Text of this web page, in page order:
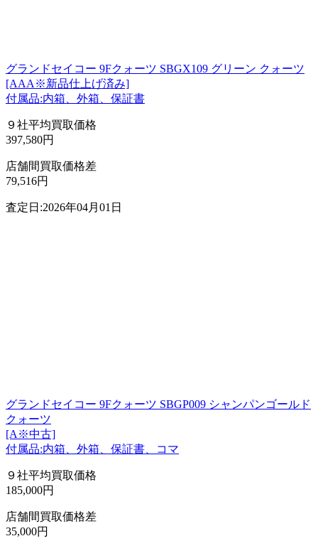
グランドセイコー 9Fクォーツ SBGX109 グリーン クォーツ
[AAA※新品仕上げ済み]
付属品:内箱、外箱、保証書
９社平均買取価格
397,580円
店舗間買取価格差
79,516円
査定日:2026年04月01日
グランドセイコー 9Fクォーツ SBGP009 シャンパンゴールド
クォーツ
[A※中古]
付属品:内箱、外箱、保証書、コマ
９社平均買取価格
185,000円
店舗間買取価格差
35,000円